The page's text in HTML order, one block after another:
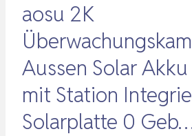
aosu 2K
Aussen Solar
mit Station
Solarplatte 0